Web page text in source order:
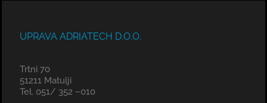
UPRAVA ADRIATECH D.O.O.
Trtni 70
51211 Matulji
Tel. 051/ 352 –010